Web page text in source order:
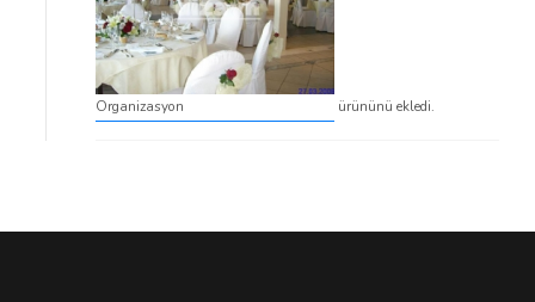
Organizasyon ürününü ekledi.